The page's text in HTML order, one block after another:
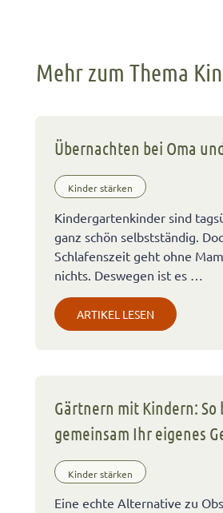
Mehr zum Thema
Übernachten bei Oma
Kinder stärken
Kindergartenkinder sind
ganz schön selbstständig.
Schlafenszeit geht ohne
nichts. Deswegen ist es …
ARTIKEL LESEN
Gärtnern mit Kindern: So
gemeinsam Ihr eigenes
Kinder stärken
Eine echte Alternative zu